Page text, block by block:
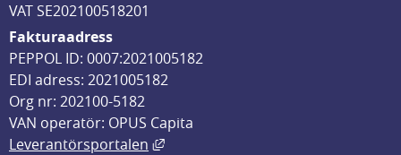
VAT SE202100518201
Fakturaadress
PEPPOL ID: 0007:2021005182
EDI adress: 2021005182
Org nr: 202100-5182
VAN operatör: OPUS Capita
Leverantörsportalen
Länk till annan webbplats, öppnas